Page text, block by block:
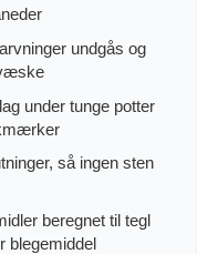
undgås og
under tunge potter
så ingen sten
beregnet til tegl
blegemiddel